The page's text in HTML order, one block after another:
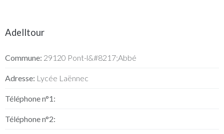
Adelltour
Commune: 29120 Pont-l&#8217;Abbé
Adresse: Lycée Laënnec
Téléphone n°1:
Téléphone n°2: